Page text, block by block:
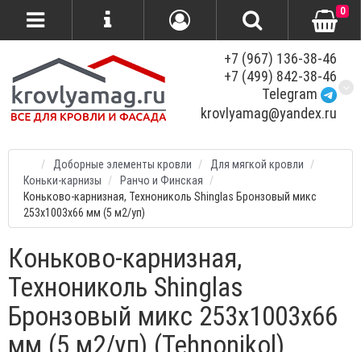
+7 (967) 136-38-46
+7 (499) 842-38-46
Telegram
krovlyamag@yandex.ru
0
Доборные элементы кровли
Для мягкой кровли
Коньки-карнизы
Ранчо и Финская
Коньково-карнизная, Технониколь Shinglas Бронзовый микс
253x1003x66 мм (5 м2/уп)
Коньково-карнизная,
Технониколь Shinglas
Бронзовый микс 253x1003x66
мм (5 м2/уп) (Tehnonikol)